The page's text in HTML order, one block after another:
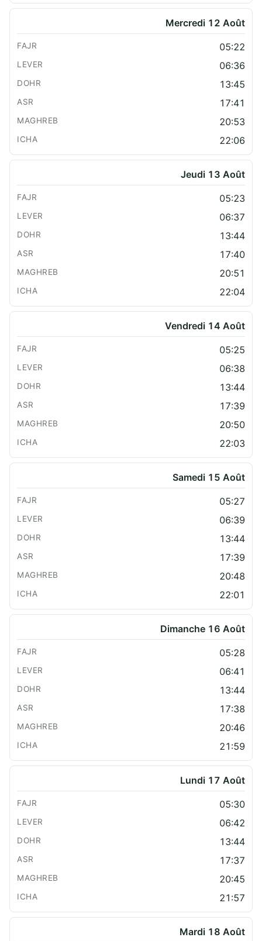
Mercredi 12 Août
05:22
06:36
13:45
17:41
20:53
22:06
Jeudi 13 Août
05:23
06:37
13:44
17:40
20:51
22:04
Vendredi 14 Août
05:25
06:38
13:44
17:39
20:50
22:03
Samedi 15 Août
05:27
06:39
13:44
17:39
20:48
22:01
Dimanche 16 Août
05:28
06:41
13:44
17:38
20:46
21:59
Lundi 17 Août
05:30
06:42
13:44
17:37
20:45
21:57
Mardi 18 Août